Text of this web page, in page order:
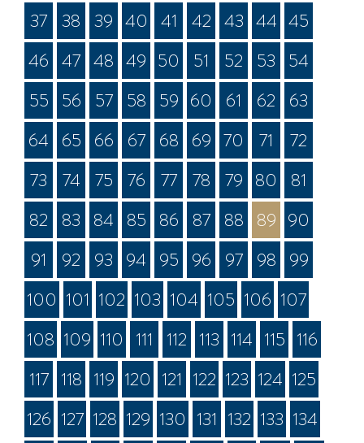
37 38 39 40 41 42 43 44 45
46 47 48 49 50 51 52 53 54
55 56 57 58 59 60 61 62
63
64 65 66 67 68 69 70 71
72
73
74 75 76 77 78 79 80
81
82
83 84 85 86 87 88 89 90
91
92 93 94 95 96 97 98 99
100 101 102 103 104 105 106 107
108 109 110 111 112 113 114 115 116
117 118 119 120 121 122 123 124 125
126 127 128 129 130 131 132 133 134